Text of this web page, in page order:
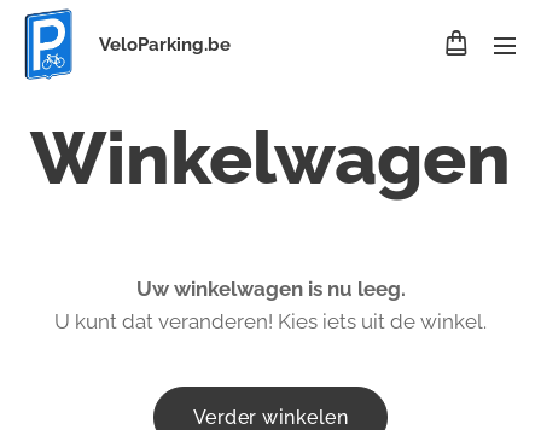
VeloParking.be
Winkelwagen
Uw winkelwagen is nu leeg.
U kunt dat veranderen! Kies iets uit de winkel.
Verder winkelen